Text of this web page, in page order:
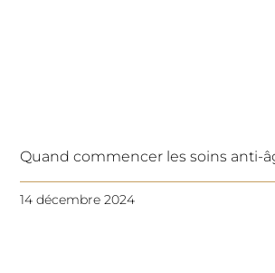
Quand commencer les soins anti-
14 décembre 2024